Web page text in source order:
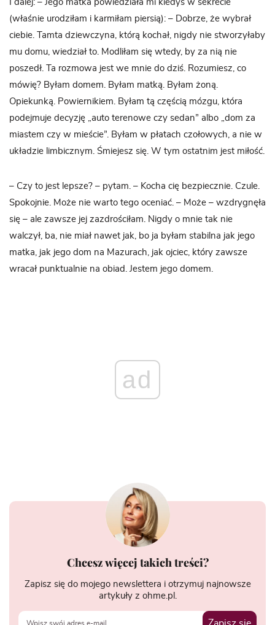
I dalej: – Jego matka powiedziała mi kiedyś w sekrecie
(właśnie urodziłam i karmiłam piersią): – Dobrze, że wybrał
ciebie. Tamta dziewczyna, którą kochał, nigdy nie stworzyłaby
mu domu, wiedział to. Modliłam się wtedy, by za nią nie
poszedł. Ta rozmowa jest we mnie do dziś. Rozumiesz, co
mówię? Byłam domem. Byłam matką. Byłam żoną.
Opiekunką. Powiernikiem. Byłam tą częścią mózgu, która
podejmuje decyzję „auto terenowe czy sedan” albo „dom za
miastem czy w mieście”. Byłam w płatach czołowych, a nie w
układzie limbicznym. Śmiejesz się. W tym ostatnim jest miłość.
– Czy to jest lepsze? – pytam. – Kocha cię bezpiecznie. Czule.
Spokojnie. Może nie warto tego oceniać. – Może – wzdrygnęła
się – ale zawsze jej zazdrościłam. Nigdy o mnie tak nie
walczył, ba, nie miał nawet jak, bo ja byłam stabilna jak jego
matka, jak jego dom na Mazurach, jak ojciec, który zawsze
wracał punktualnie na obiad. Jestem jego domem.
ad
Chcesz więcej takich treści?
Zapisz się do mojego newslettera i otrzymuj najnowsze
artykuły z ohme.pl.